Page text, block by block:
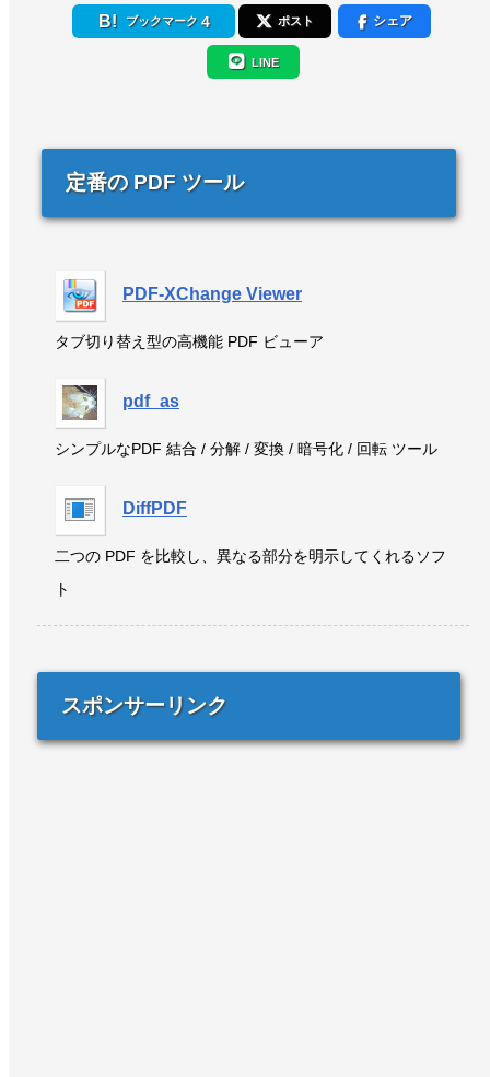
ブックマーク 4 ポスト シェア
LINE
定番の PDF ツール
PDF-XChange Viewer
タブ切り替え型の高機能 PDF ビューア
pdf_as
シンプルなPDF 結合 / 分解 / 変換 / 暗号化 / 回転 ツール
DiffPDF
二つの PDF を比較し、異なる部分を明示してくれるソフ
ト
スポンサーリンク